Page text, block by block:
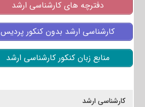
دفترچه های کارشناسی ارشد
کارشناسی ارشد بدون کنکور پردیس
منابع زبان کنکور کارشناسی ارشد
کارشناسی ارشد